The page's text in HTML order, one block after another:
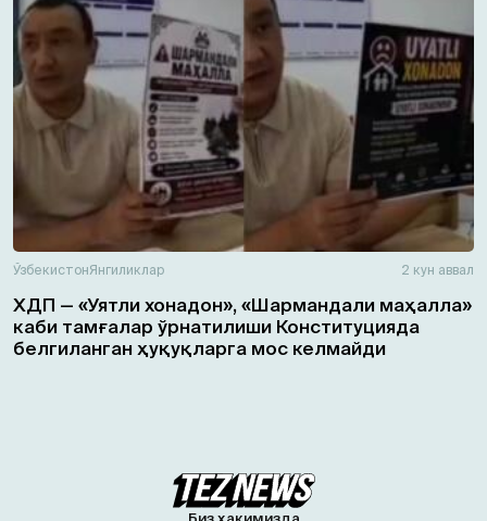
ЎзбекистонЯнгиликлар 2 кун аввал
ХДП — «Уятли хонадон», «Шармандали маҳалла»
каби тамғалар ўрнатилиши Конституцияда
белгиланган ҳуқуқларга мос келмайди